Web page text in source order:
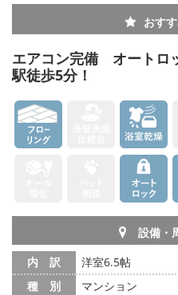
おす
エアコン完備 オート
駅徒歩5分！
設備・
内 訳
洋室6.5帖
種 別
マンション